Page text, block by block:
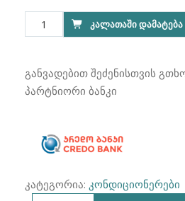
price
was:
price
is:
რაოდენობა:
კონდიციონერი
30HRFN8
ინვენტორული
ᲙᲐᲚᲐᲗᲐᲨᲘ ᲓᲐᲛᲐᲢᲔᲑᲐ
განვადებით შეძენისთვის
პარტნიორი ბანკი
კატეგორია: კონდიციონერები